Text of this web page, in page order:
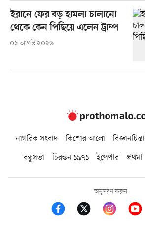
ইরানে ফের বড় হামলা চালানো
থেকে কেন পিছিয়ে এলেন ট্রাম্প
০১ আগস্ট ২০২৬
নাগরিক সংবাদ কিশোর আলো বিজ্ঞানচিন্তা
বন্ধুসভা
চিরন্তন ১৯৭১ ইপেপার প্রথমা
অনুসরণ করুন